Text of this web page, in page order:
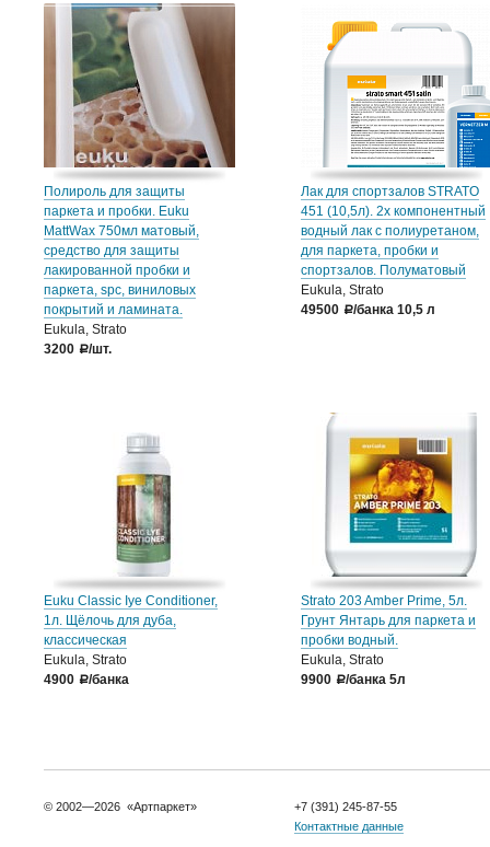
Полироль для защиты
паркета и пробки. Euku
MattWax 750мл матовый,
средство для защиты
лакированной пробки и
паркета, spc, виниловых
покрытий и ламината.
Eukula, Strato
3200
a/шт.
Лак для спортзалов STRATO
451 (10,5л). 2х компонентный
водный лак с полиуретаном,
для паркета, пробки и
спортзалов. Полуматовый
Eukula, Strato
49500
a/банка 10,5 л
Euku Classic Iye Conditioner,
1л. Щёлочь для дуба,
классическая
Eukula, Strato
4900
a/банка
Strato 203 Amber Prime, 5л.
Грунт Янтарь для паркета и
пробки водный.
Eukula, Strato
9900
a/банка 5л
© 2002—2026 «Артпаркет»
+7 (391) 245-87-55
Контактные данные